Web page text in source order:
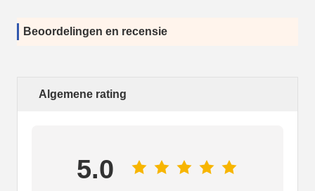
Beoordelingen en recensie
Algemene rating
5.0